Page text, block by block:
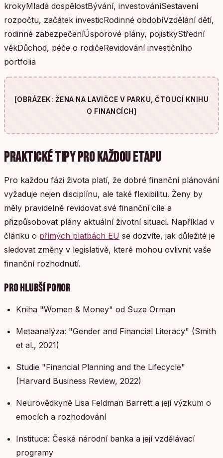
krokyMladá dospělostBývání, investováníSestavení
rozpočtu, začátek investicRodinné obdobíVzdělání dětí,
rodinné zabezpečeníÚsporové plány, pojistkyStřední
věkDůchod, péče o rodičeRevidování investičního
portfolia
[OBRÁZEK: ŽENA NA LAVIČCE V PARKU, ČTOUCÍ KNIHU
O FINANCÍCH]
PRAKTICKÉ TIPY PRO KAŽDOU ETAPU
Pro každou fázi života platí, že dobré finanční plánování
vyžaduje nejen disciplínu, ale také flexibilitu. Ženy by
měly pravidelně revidovat své finanční cíle a
přizpůsobovat plány aktuální životní situaci. Například v
článku o přímých platbách EU se dozvíte, jak důležité je
sledovat změny v legislativě, které mohou ovlivnit vaše
finanční rozhodnutí.
PRO HLUBŠÍ PONOR
Kniha "Women & Money" od Suze Orman
Metaanalýza: "Gender and Financial Literacy" (Smith
et al., 2021)
Studie "Financial Planning and the Lifecycle"
(Harvard Business Review, 2022)
Neurovědkyně Lisa Feldman Barrett a její výzkum o
emocích a rozhodování
Instituce: Česká národní banka a její vzdělávací
programy